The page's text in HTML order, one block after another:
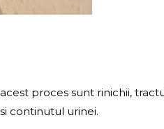
proces sunt rinichii,
continutul urinei.